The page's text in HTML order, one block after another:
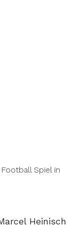
Spiel in
Heinisch